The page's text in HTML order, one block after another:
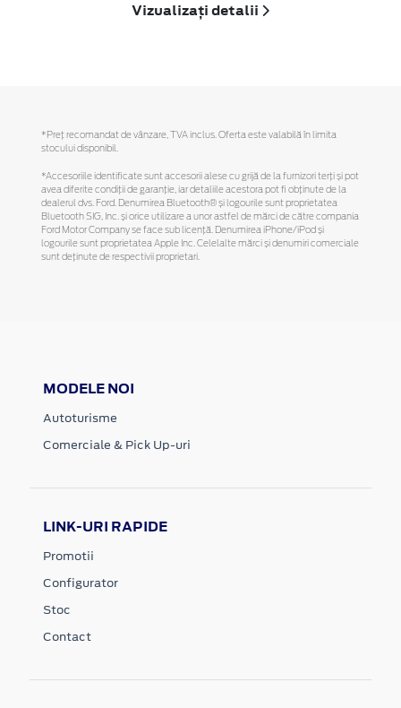
Vizualizați detalii
*Preţ recomandat de vânzare, TVA inclus. Oferta este valabilă în limita
stocului disponibil.
*Accesoriile identificate sunt accesorii alese cu grijă de la furnizori terți și pot
avea diferite condiții de garanție, iar detaliile acestora pot fi obținute de la
dealerul dvs. Ford. Denumirea Bluetooth® și logourile sunt proprietatea
Bluetooth SIG, Inc. și orice utilizare a unor astfel de mărci de către compania
Ford Motor Company se face sub licență. Denumirea iPhone/iPod și
logourile sunt proprietatea Apple Inc. Celelalte mărci și denumiri comerciale
sunt deținute de respectivii proprietari.
MODELE NOI
Autoturisme
Comerciale & Pick Up-uri
LINK-URI RAPIDE
Promotii
Configurator
Stoc
Contact